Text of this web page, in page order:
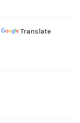
Translate